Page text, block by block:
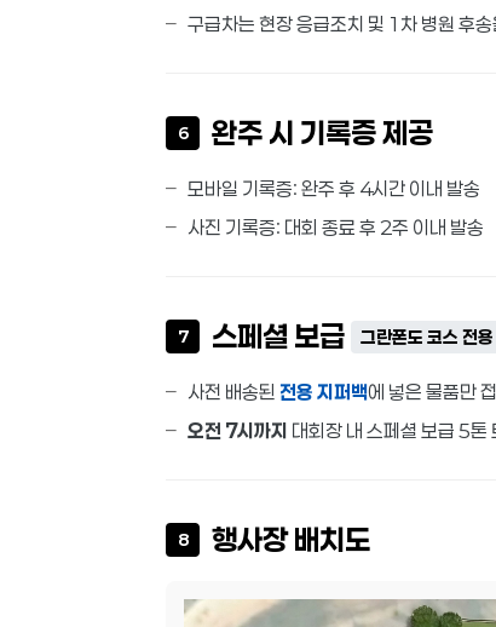
구급차는 현장 응급조치 및 1차 병원 후
6 완주 시 기록증 제공
모바일 기록증: 완주 후 4시간 이내 발송
사진 기록증: 대회 종료 후 2주 이내 발송
7 스페셜 보급 그란폰도 코스 전용
사전 배송된 전용 지퍼백에 넣은 물품만
오전 7시까지 대회장 내 스페셜 보급 5톤
8 행사장 배치도